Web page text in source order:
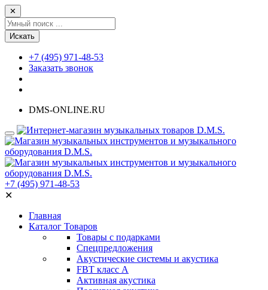
✕
Искать
+7 (495) 971-48-53
Заказать звонок
DMS-ONLINE.RU
+7 (495) 971-48-53
✕
Главная
Каталог Товаров
Товары с подарками
Спецпредложения
Акустические системы и акустика
FBT класс А
Активная акустика